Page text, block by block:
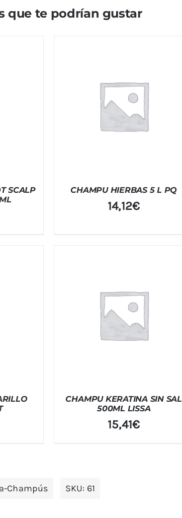
que te podrían gustar
SCALP
CHAMPU HIERBAS 5 L PQ
14,12€
CHAMPU KERATINA SIN SAL
500ML LISSA
15,41€
Champús SKU: 61